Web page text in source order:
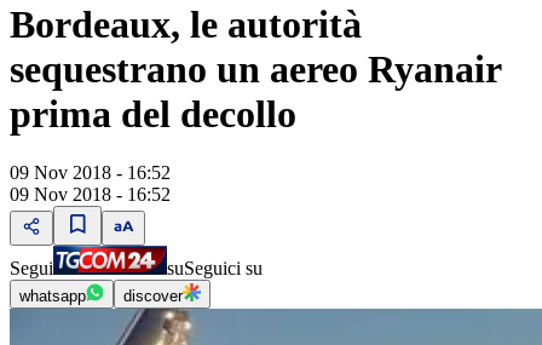
Bordeaux, le autorità
sequestrano un aereo Ryanair
prima del decollo
09 Nov 2018 - 16:52
09 Nov 2018 - 16:52
Segui suSeguici su
whatsapp discover